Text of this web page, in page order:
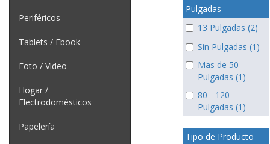
Periféricos
Tablets / Ebook
Foto / Video
Hogar /
Electrodomésticos
Papelería
Pulgadas
13 Pulgadas (2)
Sin Pulgadas (1)
Mas de 50
Pulgadas (1)
80 - 120
Pulgadas (1)
Tipo de Producto